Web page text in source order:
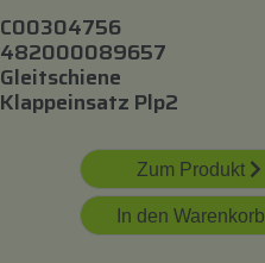
C00304756
482000089657
Gleitschiene
Klappeinsatz Plp2
Zum Produkt
In den Warenkorb